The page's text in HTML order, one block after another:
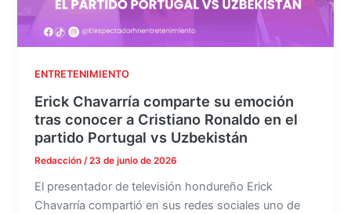
ENTRETENIMIENTO
Erick Chavarría comparte su emoción
tras conocer a Cristiano Ronaldo en el
partido Portugal vs Uzbekistán
Redacción/23 de junio de 2026
El presentador de televisión hondureño Erick
Chavarría compartió en sus redes sociales uno de